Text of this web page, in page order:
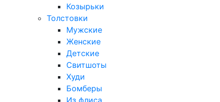
Козырьки
Толстовки
Мужские
Женские
Детские
Свитшоты
Худи
Бомберы
Из флиса